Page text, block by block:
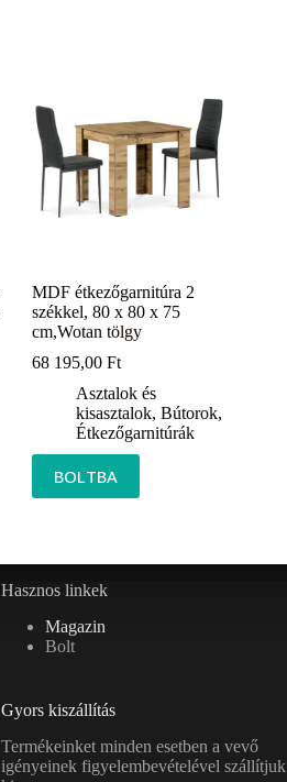
MDF étkezőgarnitúra 2
székkel, 80 x 80 x 75
cm,Wotan tölgy
68 195,00Ft
Asztalok és
kisasztalok,Bútorok,
Étkezőgarnitúrák
BOLTBA
Hasznos linkek
Magazin
Bolt
Gyors kiszállítás
Termékeinket minden esetben a vevő
igényeinek figyelembevételével szállítjuk